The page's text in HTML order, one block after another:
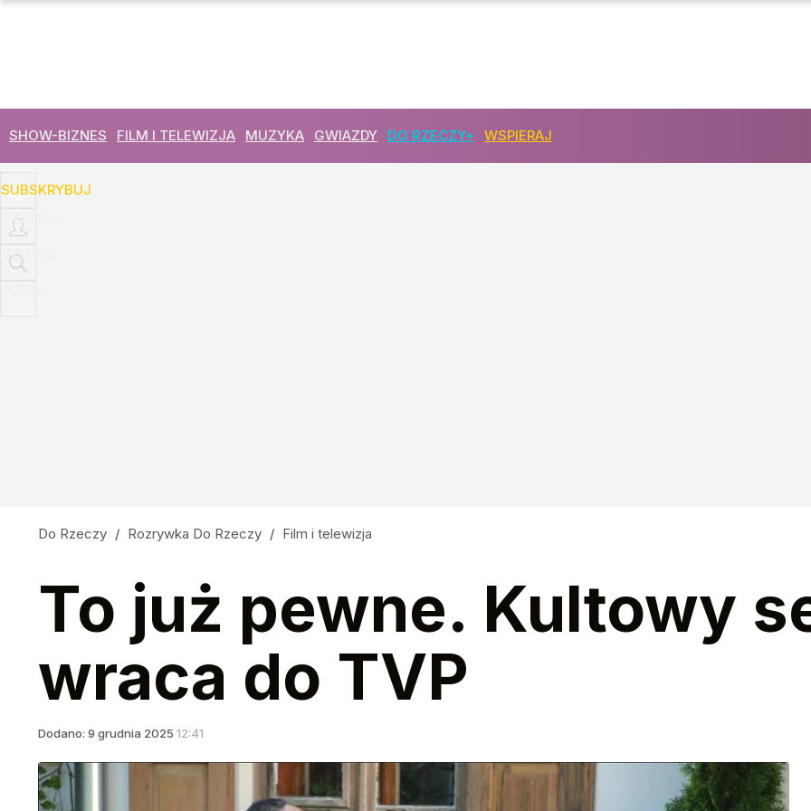
SHOW-BIZNES FILM I TELEWIZJA MUZYKA GWIAZDY DO RZECZY+ WSPIERAJ
SUBSKRYBUJ
ZALOGUJ
SZUKAJ
Do Rzeczy / Rozrywka Do Rzeczy / Film i telewizja
To już pewne. Kultowy
wraca do TVP
Dodano: 9 grudnia 2025 12:41